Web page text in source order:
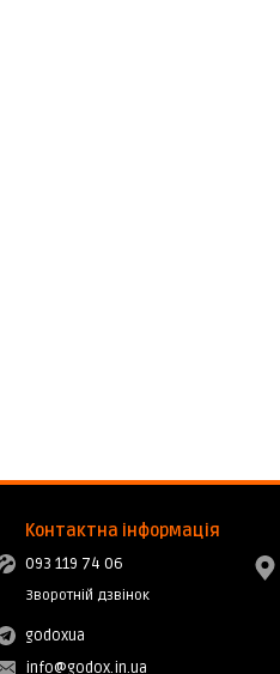
Контактна інформація
093 119 74 06
Зворотній дзвінок
godoxua
info@godox.in.ua